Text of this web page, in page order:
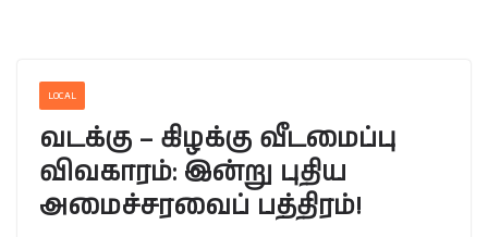
LOCAL
வடக்கு – கிழக்கு வீடமைப்பு
விவகாரம்: இன்று புதிய
அமைச்சரவைப் பத்திரம்!